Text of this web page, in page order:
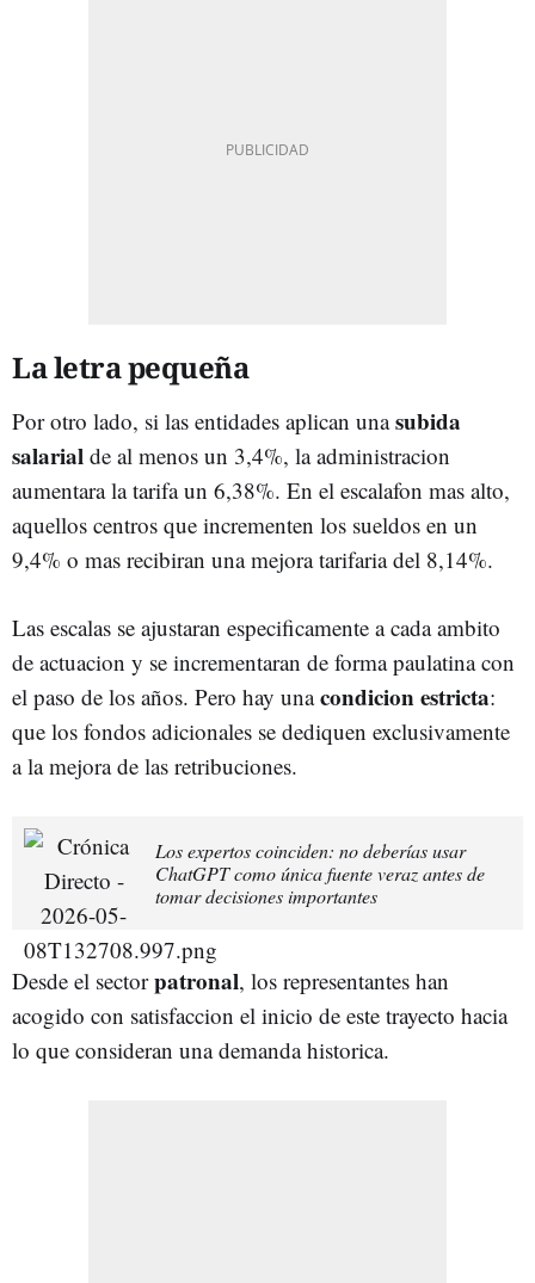
La letra pequeña
Por otro lado, si las entidades aplican unasubida
salarial de al menos un 3,4%, la administracion
aumentara la tarifa un 6,38%. En el escalafon mas alto,
aquellos centros que incrementen los sueldos en un
9,4% o mas recibiran una mejora tarifaria del 8,14%.
Las escalas se ajustaran especificamente a cada ambito
de actuacion y se incrementaran de forma paulatina con
el paso de los años. Pero hay unacondicion estricta:
que los fondos adicionales se dediquen exclusivamente
a la mejora de las retribuciones.
Los expertos coinciden: no deberías usar
ChatGPT como única fuente veraz antes de
tomar decisiones importantes
Desde el sectorpatronal, los representantes han
acogido con satisfaccion el inicio de este trayecto hacia
lo que consideran una demanda historica.